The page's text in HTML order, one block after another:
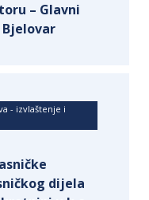
– Glavni
Bjelovar
- izvlaštenje i
dijela